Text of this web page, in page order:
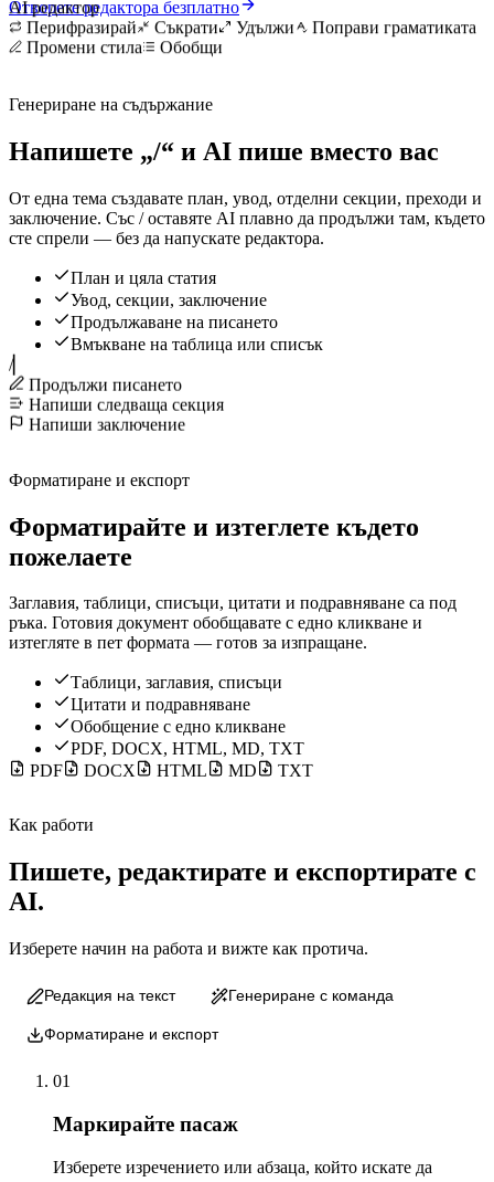
Отворете редактора безплатно
AI редактор
Перифразирай
Съкрати Удължи
Поправи граматиката
Промени стила
Обобщи
Генериране на съдържание
Напишете „/“ и AI пише вместо вас
От една тема създавате план, увод, отделни секции, преходи и
заключение. Със / оставяте AI плавно да продължи там, където
сте спрели — без да напускате редактора.
План и цяла статия
Увод, секции, заключение
Продължаване на писането
Вмъкване на таблица или списък
/
Продължи писането
Напиши следваща секция
Напиши заключение
Форматиране и експорт
Форматирайте и изтеглете където
пожелаете
Заглавия, таблици, списъци, цитати и подравняване са под
ръка. Готовия документ обобщавате с едно кликване и
изтегляте в пет формата — готов за изпращане.
Таблици, заглавия, списъци
Цитати и подравняване
Обобщение с едно кликване
PDF, DOCX, HTML, MD, TXT
PDF
DOCX HTML MD TXT
Как работи
Пишете, редактирате и експортирате с
AI.
Изберете начин на работа и вижте как протича.
Редакция на текст Генериране с команда
Форматиране и експорт
01
Маркирайте пасаж
Изберете изречението или абзаца, който искате да